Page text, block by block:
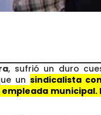
, sufrió un duro
un sindicalista
municipal.